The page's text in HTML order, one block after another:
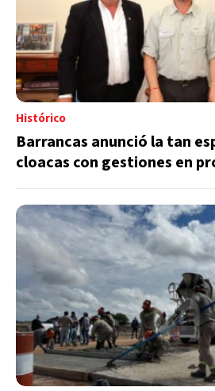
Histórico
Barrancas anunció la tan
cloacas con gestiones en